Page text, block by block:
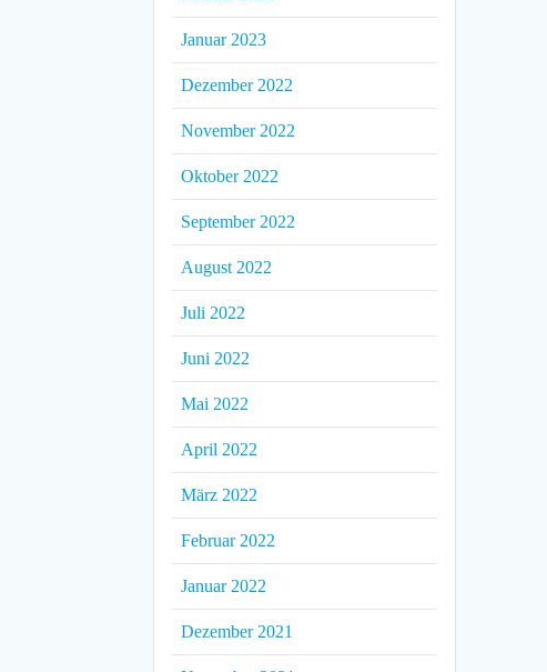
Januar 2023
Dezember 2022
November 2022
Oktober 2022
September 2022
August 2022
Juli 2022
Juni 2022
Mai 2022
April 2022
März 2022
Februar 2022
Januar 2022
Dezember 2021